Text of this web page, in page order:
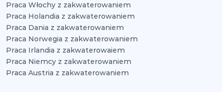
Praca Włochy z zakwaterowaniem
Praca Holandia z zakwaterowaniem
Praca Dania z zakwaterowaniem
Praca Norwegia z zakwaterowaniem
Praca Irlandia z zakwaterowaiem
Praca Niemcy z zakwaterowaniem
Praca Austria z zakwaterowaniem